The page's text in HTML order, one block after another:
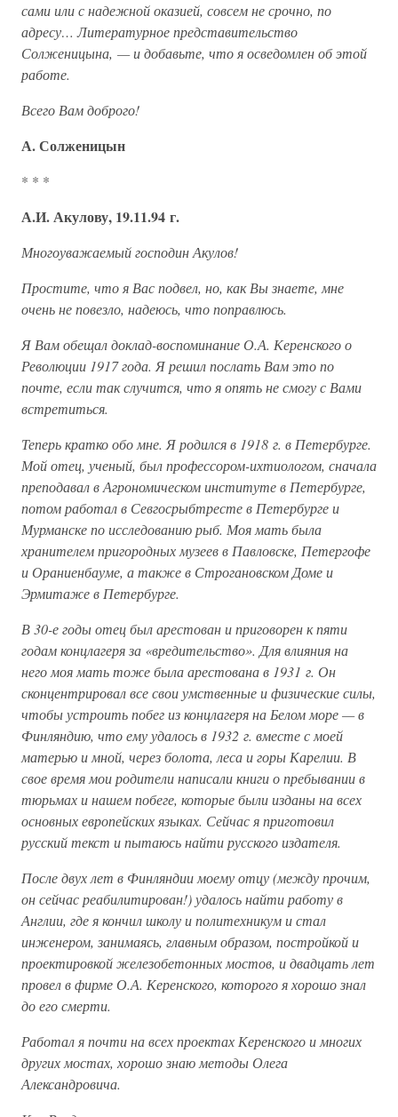
сами или с надежной оказией, совсем не срочно, по
адресу… Литературное представительство
Солженицына, — и добавьте, что я осведомлен об этой
работе.
Всего Вам доброго!
А. Солженицын
* * *
А.И. Акулову, 19.11.94 г.
Многоуважаемый господин Акулов!
Простите, что я Вас подвел, но, как Вы знаете, мне
очень не повезло, надеюсь, что поправлюсь.
Я Вам обещал доклад-воспоминание О.А. Керенского о
Революции 1917 года. Я решил послать Вам это по
почте, если так случится, что я опять не смогу с Вами
встретиться.
Теперь кратко обо мне. Я родился в 1918 г. в Петербурге.
Мой отец, ученый, был профессором-ихтиологом, сначала
преподавал в Агрономическом институте в Петербурге,
потом работал в Севгосрыбтресте в Петербурге и
Мурманске по исследованию рыб. Моя мать была
хранителем пригородных музеев в Павловске, Петергофе
и Ораниенбауме, а также в Строгановском Доме и
Эрмитаже в Петербурге.
В 30-е годы отец был арестован и приговорен к пяти
годам концлагеря за «вредительство». Для влияния на
него моя мать тоже была арестована в 1931 г. Он
сконцентрировал все свои умственные и физические силы,
чтобы устроить побег из концлагеря на Белом море — в
Финляндию, что ему удалось в 1932 г. вместе с моей
матерью и мной, через болота, леса и горы Карелии. В
свое время мои родители написали книги о пребывании в
тюрьмах и нашем побеге, которые были изданы на всех
основных европейских языках. Сейчас я приготовил
русский текст и пытаюсь найти русского издателя.
После двух лет в Финляндии моему отцу (между прочим,
он сейчас реабилитирован!) удалось найти работу в
Англии, где я кончил школу и политехникум и стал
инженером, занимаясь, главным образом, постройкой и
проектировкой железобетонных мостов, и двадцать лет
провел в фирме О.А. Керенского, которого я хорошо знал
до его смерти.
Работал я почти на всех проектах Керенского и многих
других мостах, хорошо знаю методы Олега
Александровича.